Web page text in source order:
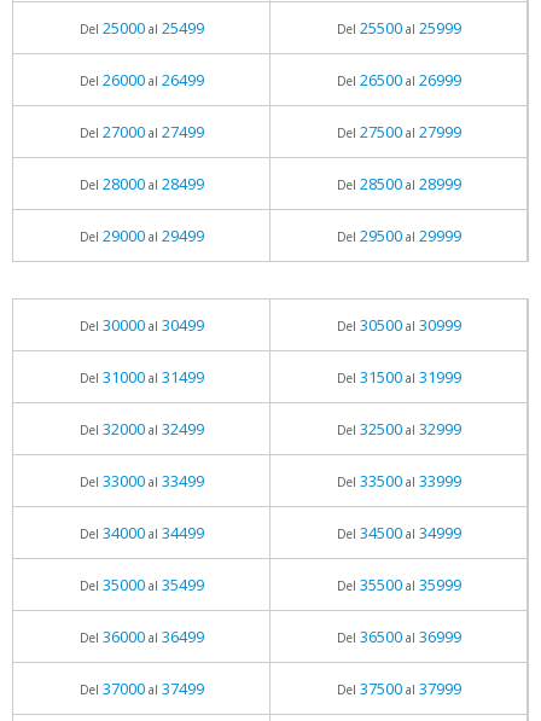
Del 25000al 25499 Del 25500al 25999
Del 26000al 26499 Del 26500al 26999
Del 27000al 27499 Del 27500al 27999
Del 28000al 28499 Del 28500al 28999
Del 29000al 29499 Del 29500al 29999
Del 30000al 30499 Del 30500al 30999
Del 31000al 31499 Del 31500al 31999
Del 32000al 32499 Del 32500al 32999
Del 33000al 33499 Del 33500al 33999
Del 34000al 34499 Del 34500al 34999
Del 35000al 35499 Del 35500al 35999
Del 36000al 36499 Del 36500al 36999
Del 37000al 37499 Del 37500al 37999